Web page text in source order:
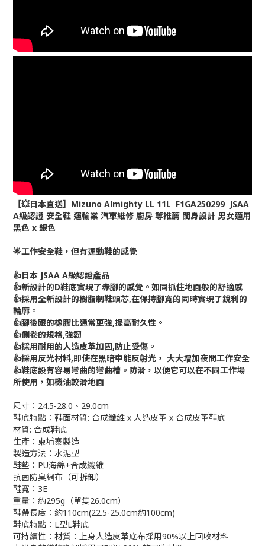
【💥日本直送】Mizuno Almighty LL 11L F1GA250299 JSAA
A級認證 安全鞋 運輸業 汽車維修 廚房 等推薦 闊身設計 男女適用
黑色 x 銀色
🌟工作安全鞋，但有運動鞋的感覺
👍日本 JSAA A級認證產品
👍新設計的D鞋底實現了赤腳的感覺。如同抓住地面般的舒適感
👍採用全新設計的樹脂制鞋頭芯,在保持腳寬的同時實現了銳利的
輪廓。
👍腳後跟的橡膠比通常更強,提高耐久性。
👍側卷的規格,強韌
👍採用耐用的人造皮革加固,防止受傷。
👍採用反光材料,即使在黑暗中能反射光， 大大增加夜間工作安全
👍鞋底設有容易彎曲的彎曲槽。防滑，以便它可以在不同工作場
所使用，如機油較滑地面
尺寸： 24.5-28.0、29.0cm
鞋底特點： 鞋面材質: 合成纖維 x 人造皮革 x 合成皮革鞋底
材質: 合成鞋底
生產：柬埔寨製造
製造方法：水泥型
鞋墊：PU海綿+合成纖維
抗菌防臭網布（可拆卸）
鞋寬：3E
重量：約295g（​​單隻26.0cm）
鞋帶長度：約110cm(22.5-25.0cm約100cm)
鞋底特點：L型L鞋底
可持續性：材質：上身人造皮革底布採用90%以上回收材料